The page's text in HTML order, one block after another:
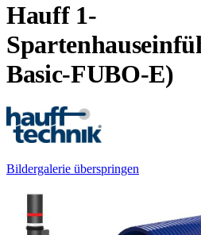
Hauff 1-
Basic-FUBO-E)
Bildergalerie überspringen